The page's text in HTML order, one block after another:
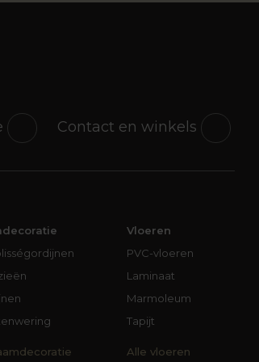
Contact en winkels
Vloeren
PVC-vloeren
Laminaat
Marmoleum
Tapijt
Alle vloeren